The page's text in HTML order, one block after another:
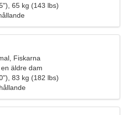
65 kg (143 lbs)
Fiskarna
äldre dam
83 kg (182 lbs)